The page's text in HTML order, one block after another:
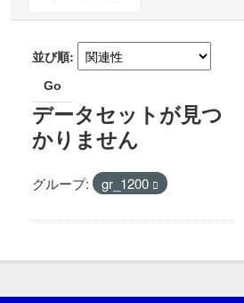
並び順
Go
データセットが見つ
かりません
グループ: gr_1200